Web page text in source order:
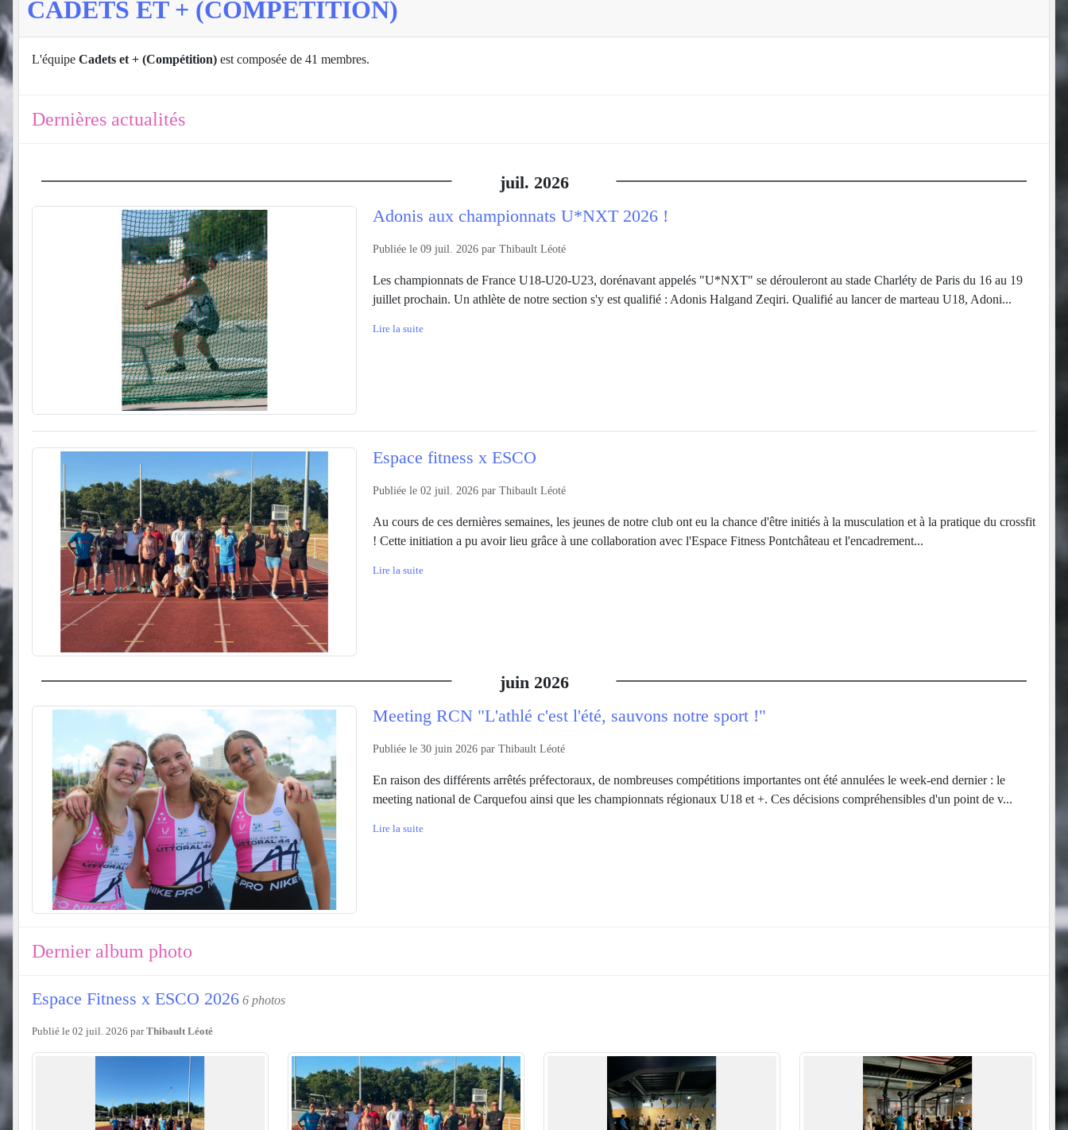
CADETS ET + (COMPÉTITION)
L'équipe Cadets et + (Compétition) est composée de 41 membres.
Dernières actualités
juil. 2026
Adonis aux championnats U*NXT 2026 !
Publiée le09 juil. 2026 parThibault Léoté
Les championnats de France U18-U20-U23, dorénavant appelés "U*NXT" se dérouleront au stade Charléty de Paris du 16 au 19
juillet prochain. Un athlète de notre section s'y est qualifié : Adonis Halgand Zeqiri. Qualifié au lancer de marteau U18, Adoni...
Lire la suite
Espace fitness x ESCO
Publiée le02 juil. 2026 parThibault Léoté
Au cours de ces dernières semaines, les jeunes de notre club ont eu la chance d'être initiés à la musculation et à la pratique du crossfit
! Cette initiation a pu avoir lieu grâce à une collaboration avec l'Espace Fitness Pontchâteau et l'encadrement...
Lire la suite
juin 2026
Meeting RCN "L'athlé c'est l'été, sauvons notre sport !"
Publiée le30 juin 2026 parThibault Léoté
En raison des différents arrêtés préfectoraux, de nombreuses compétitions importantes ont été annulées le week-end dernier : le
meeting national de Carquefou ainsi que les championnats régionaux U18 et +. Ces décisions compréhensibles d'un point de v...
Lire la suite
Dernier album photo
Espace Fitness x ESCO 2026 6 photos
Publié le 02 juil. 2026 parThibault Léoté